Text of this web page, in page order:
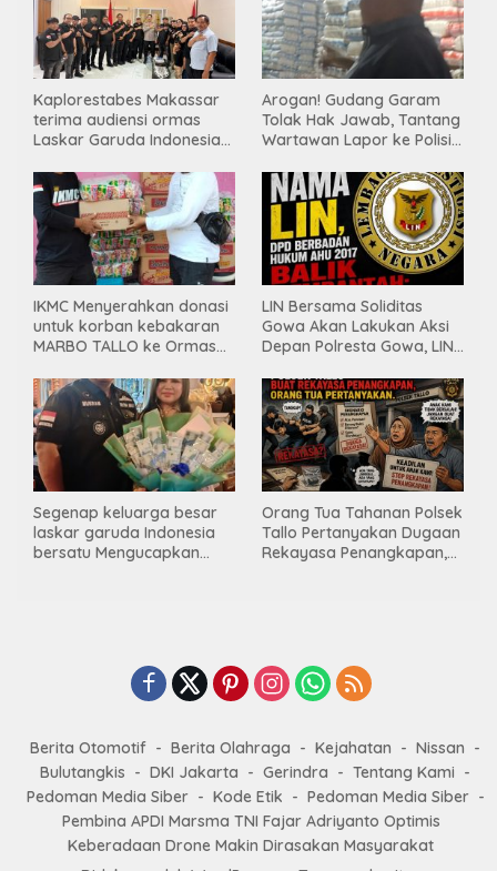
Kaplorestabes Makassar
terima audiensi ormas
Laskar Garuda Indonesia
hingga kegiatan sosial.
Arogan! Gudang Garam
Tolak Hak Jawab, Tantang
Wartawan Lapor ke Polisi
IKMC Menyerahkan donasi
untuk korban kebakaran
MARBO TALLO ke Ormas
INDONESIA BERSATU
LIN Bersama Soliditas
Gowa Akan Lakukan Aksi
Depan Polresta Gowa, LIN
Ge’eran Nama
Lembaganya Di Catut
Segenap keluarga besar
laskar garuda Indonesia
bersatu Mengucapkan
Orang Tua Tahanan Polsek
Tallo Pertanyakan Dugaan
Rekayasa Penangkapan,
Berita Otomotif Berita Olahraga Kejahatan
Nissan
Bulutangkis
DKI Jakarta Gerindra
Tentang Kami
Pedoman Media Siber
Kode Etik
Pedoman Media Siber
Pembina APDI Marsma TNI Fajar Adriyanto Optimis
Keberadaan Drone Makin Dirasakan Masyarakat